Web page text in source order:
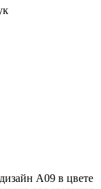
А09 в цвете